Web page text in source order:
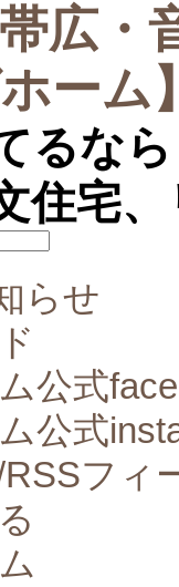
広・
ーム】
るな
住宅
らせ
公式
公式
フィ